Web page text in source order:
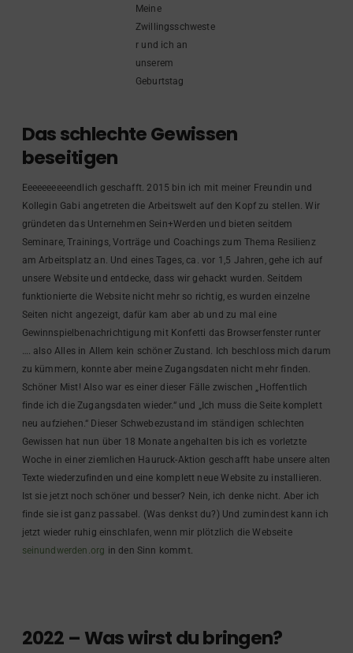
Meine
Zwillingsschweste
r und ich an
unserem
Geburtstag
Das schlechte Gewissen
beseitigen
Eeeeeeeeeendlich geschafft. 2015 bin ich mit meiner Freundin und
Kollegin Gabi angetreten die Arbeitswelt auf den Kopf zu stellen. Wir
gründeten das Unternehmen Sein+Werden und bieten seitdem
Seminare, Trainings, Vorträge und Coachings zum Thema Resilienz
am Arbeitsplatz an. Und eines Tages, ca. vor 1,5 Jahren, gehe ich auf
unsere Website und entdecke, dass wir gehackt wurden. Seitdem
funktionierte die Website nicht mehr so richtig, es wurden einzelne
Seiten nicht angezeigt, dafür kam aber ab und zu mal eine
Gewinnspielbenachrichtigung mit Konfetti das Browserfenster runter
…. also Alles in Allem kein schöner Zustand. Ich beschloss mich darum
zu kümmern, konnte aber meine Zugangsdaten nicht mehr finden.
Schöner Mist! Also war es einer dieser Fälle zwischen „Hoffentlich
finde ich die Zugangsdaten wieder.“ und „Ich muss die Seite komplett
neu aufziehen.“ Dieser Schwebezustand im ständigen schlechten
Gewissen hat nun über 18 Monate angehalten bis ich es vorletzte
Woche in einer ziemlichen Hauruck-Aktion geschafft habe unsere alten
Texte wiederzufinden und eine komplett neue Website zu installieren.
Ist sie jetzt noch schöner und besser? Nein, ich denke nicht. Aber ich
finde sie ist ganz passabel. (Was denkst du?) Und zumindest kann ich
jetzt wieder ruhig einschlafen, wenn mir plötzlich die Webseite
seinundwerden.org in den Sinn kommt.
2022 – Was wirst du bringen?